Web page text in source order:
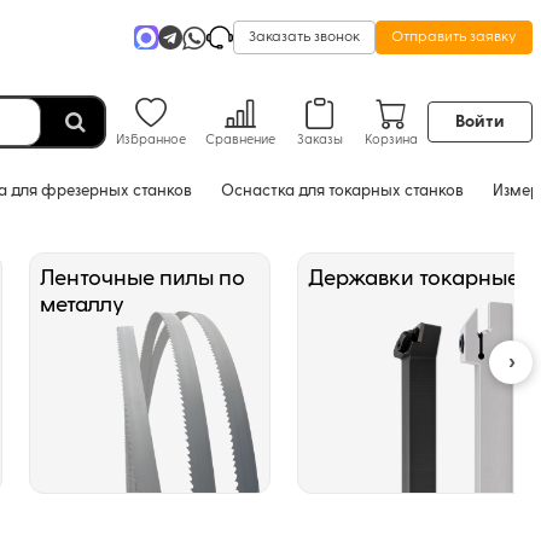
Заказать звонок Отправить заявку
Избранное Сравнение Заказы Корзина
Войти
для фрезерных станков Оснастка для токарных станков
Ленточные пилы по
металлу
Державки токарные